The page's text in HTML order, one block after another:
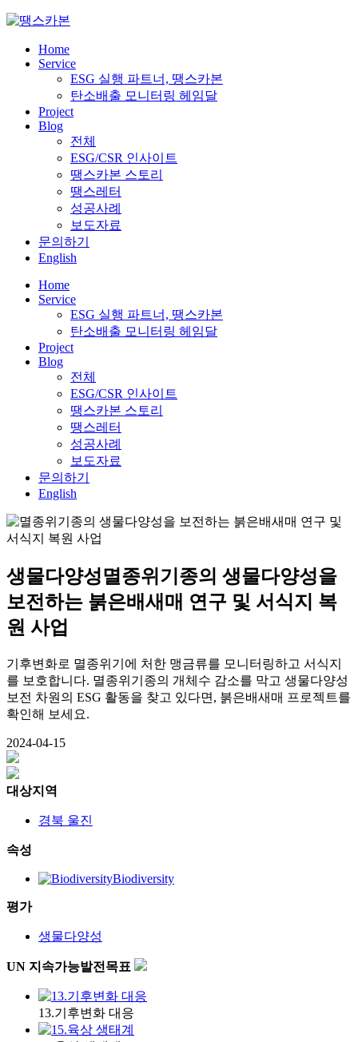
Skip
contentHome
Service
ESG 실행 파트너, 땡스카본
탄소배출 모니터링 헤임달
Project
Blog
전체
ESG/CSR 인사이트
땡스카본 스토리
땡스레터
성공사례
보도자료
문의하기
English
Home
Service
ESG 실행 파트너, 땡스카본
탄소배출 모니터링 헤임달
Project
Blog
전체
ESG/CSR 인사이트
땡스카본 스토리
땡스레터
성공사례
보도자료
문의하기
English
생물다양성멸종위기종의 생물다양성을
보전하는 붉은배새매 연구 및 서식지 복
원 사업
기후변화로 멸종위기에 처한 맹금류를 모니터링하고 서식지
를 보호합니다. 멸종위기종의 개체수 감소를 막고 생물다양성
보전 차원의 ESG 활동을 찾고 있다면, 붉은배새매 프로젝트를
확인해 보세요.
2024-04-15
대상지역
경북 울진
속성
Biodiversity
평가
생물다양성
UN 지속가능발전목표
13.기후변화 대응